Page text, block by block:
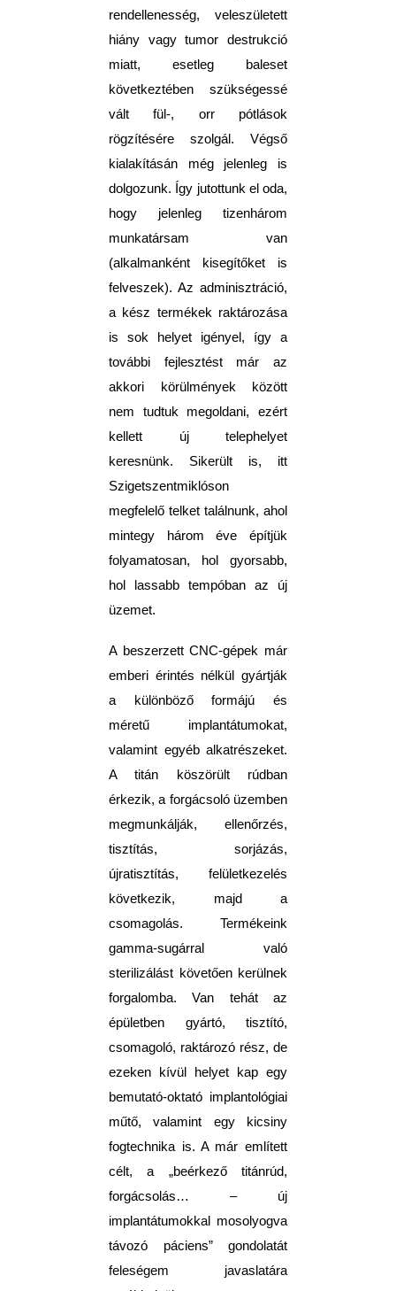
rendellenesség, veleszületett
hiány vagy tumor destrukció
miatt, esetleg baleset
következtében szükségessé
vált fül-, orr pótlások
rögzítésére szolgál. Végső
kialakításán még jelenleg is
dolgozunk. Így jutottunk el oda,
hogy jelenleg tizenhárom
munkatársam van
(alkalmanként kisegítőket is
felveszek). Az adminisztráció,
a kész termékek raktározása
is sok helyet igényel, így a
további fejlesztést már az
akkori körülmények között
nem tudtuk megoldani, ezért
kellett új telephelyet
keresnünk. Sikerült is, itt
Szigetszentmiklóson
megfelelő telket találnunk, ahol
mintegy három éve építjük
folyamatosan, hol gyorsabb,
hol lassabb tempóban az új
üzemet.
A beszerzett CNC-gépek már
emberi érintés nélkül gyártják
a különböző formájú és
méretű implantátumokat,
valamint egyéb alkatrészeket.
A titán köszörült rúdban
érkezik, a forgácsoló üzemben
megmunkálják, ellenőrzés,
tisztítás, sorjázás,
újratisztítás, felületkezelés
következik, majd a
csomagolás. Termékeink
gamma-sugárral való
sterilizálást követően kerülnek
forgalomba. Van tehát az
épületben gyártó, tisztító,
csomagoló, raktározó rész, de
ezeken kívül helyet kap egy
bemutató-oktató implantológiai
műtő, valamint egy kicsiny
fogtechnika is. A már említett
célt, a „beérkező titánrúd,
forgácsolás… – új
implantátumokkal mosolyogva
távozó páciens” gondolatát
feleségem javaslatára